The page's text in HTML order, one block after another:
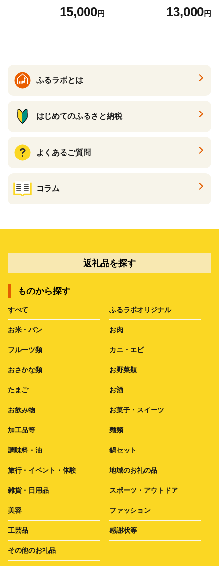
15,000円
１P 計2P) 真空パック 冷凍
13,000円
ふるラボとは
はじめてのふるさと納税
よくあるご質問
コラム
返礼品を探す
ものから探す
すべて ふるラボオリジナル
お米・パン お肉
フルーツ類 カニ・エビ
おさかな類 お野菜類
たまご お酒
お飲み物 お菓子・スイーツ
加工品等 麺類
調味料・油 鍋セット
旅行・イベント・体験 地域のお礼の品
雑貨・日用品 スポーツ・アウトドア
美容 ファッション
工芸品 感謝状等
その他のお礼品